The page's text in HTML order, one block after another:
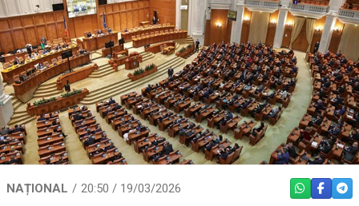
NAȚIONAL 20:50 / 19/03/2026 WHATSAPP